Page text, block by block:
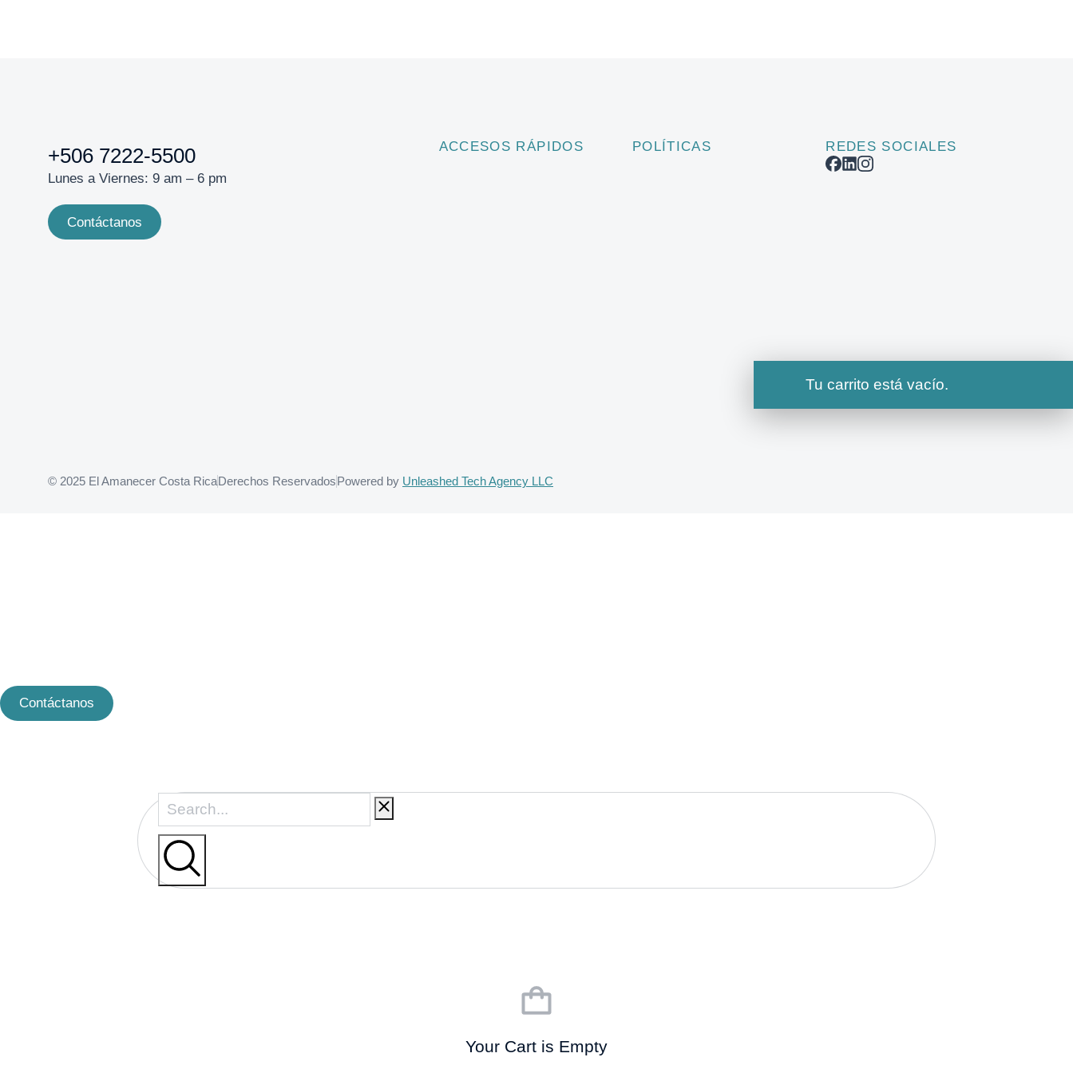
Tu carrito está vacío.
+506 7222-5500
Lunes a Viernes: 9 am – 6 pm
Contáctanos
ACCESOS RÁPIDOS POLÍTICAS REDES SOCIALES
© 2025 El Amanecer Costa RicaDerechos Reservados Powered by Unleashed Tech Agency LLC
Contáctanos
Your Cart is Empty